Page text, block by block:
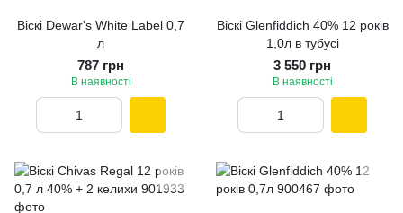
Віскі Dewar's White Label 0,7
л
787 грн
В наявності
Віскі Glenfiddich 40% 12 рокiв
1,0л в тубусі
3 550 грн
В наявності